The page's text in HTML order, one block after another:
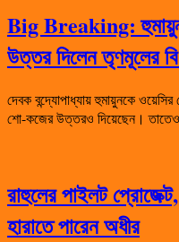
Big Breaking:
উত্তর দিলেন তৃণমূলের
দেবক বন্দ্যোপাধ্যায় হুমায়ুনকে
শো-কজের উত্তরও দিয়েছেন।
রাহুলের পাইলট
হারাতে পারেন অধীর